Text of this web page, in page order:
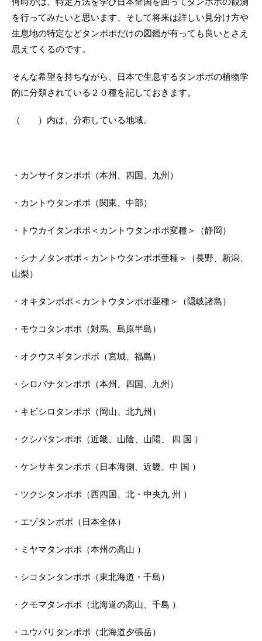
を行ってみたいと思います、そして将来は詳しい見分け方や
生息地の特定などタンポポだけの図鑑が有っても良いとさえ
思えてくるのです。
そんな希望を持ちながら、日本で生息するタンポポの植物学
的に分類されている２０種を記しておきます。
（ ）内は、分布している地域。
・カンサイタンポポ（本州、四国、九州）
・カントウタンポポ（関東、中部）
・トウカイタンポポ＜カントウタンポポ変種＞（静岡）
・シナノタンポポ＜カントウタンポポ亜種＞（長野、新潟、
山梨）
・オキタンポポ＜カントウタンポポ亜種＞（隠岐諸島）
・モウコタンポポ（対馬、島原半島）
・オクウスギタンポポ（宮城、福島）
・シロバナタンポポ（本州、四国、九州）
・キビシロタンポポ（岡山、北九州）
・クシバタンポポ（近畿、山陰、山陽、 四 国 ）
・ケンサキタンポポ（日本海側、近畿、中 国 ）
・ツクシタンポポ（西四国、北・中央九 州 ）
・エゾタンポポ（日本全体）
・ミヤマタンポポ（本州の高山 ）
・シコタンタンポポ（東北海道・千島）
・クモマタンポポ（北海道の高山、千島 ）
・ユウバリタンポポ（北海道夕張岳）